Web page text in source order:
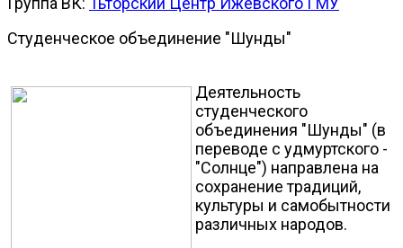
Студенческое объединение "Шунды"
Деятельность
студенческого
объединения "Шунды" (в
переводе с удмуртского -
"Солнце") направлена на
сохранение традиций,
культуры и самобытности
различных народов.